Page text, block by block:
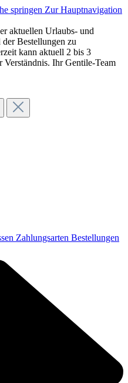
springen Zur Hauptnavigation
aktuellen Urlaubs- und
der Bestellungen zu
kann aktuell 2 bis 3
Ihr Gentile-Team
Zahlungsarten Bestellungen